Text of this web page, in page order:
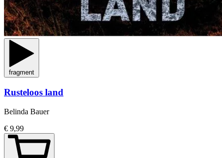
fragment
Rusteloos land
Belinda Bauer
€ 9,99